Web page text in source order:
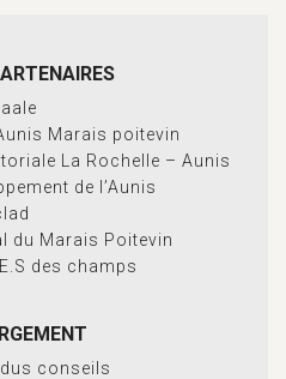
Marais poitevin
La Rochelle – Aunis
de l’Aunis
du Marais Poitevin
des champs
conseils